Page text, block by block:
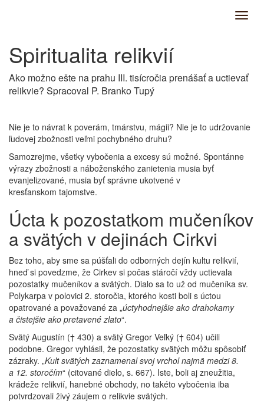
Spiritualita relikvií
Ako možno ešte na prahu III. tisícročia prenášať a uctievať
relikvie? Spracoval P. Branko Tupý
Nie je to návrat k poverám, tmárstvu, mágii? Nie je to udržovanie
ľudovej zbožnosti veľmi pochybného druhu?
Samozrejme, všetky vybočenia a excesy sú možné. Spontánne
výrazy zbožnosti a náboženského zanietenia musia byť
evanjelizované, musia byť správne ukotvené v
kresťanskom tajomstve.
Úcta k pozostatkom mučeníkov
a svätých v dejinách Cirkvi
Bez toho, aby sme sa púšťali do odborných dejín kultu relikvií,
hneď si povedzme, že Cirkev si počas stáročí vždy uctievala
pozostatky mučeníkov a svätých. Dialo sa to už od mučeníka sv.
Polykarpa v polovici 2. storočia, ktorého kosti boli s úctou
opatrované a považované za „úctyhodnejšie ako drahokamy
a čistejšie ako pretavené zlato“.
Svätý Augustín († 430) a svätý Gregor Veľký († 604) učili
podobne. Gregor vyhlásil, že pozostatky svätých môžu spôsobiť
zázraky. „Kult svätých zaznamenal svoj vrchol najmä medzi 8.
a 12. storočím“ (citované dielo, s. 667). Iste, boli aj zneužitia,
krádeže relikvií, hanebné obchody, no takéto vybočenia iba
potvrdzovali živý záujem o relikvie svätých.